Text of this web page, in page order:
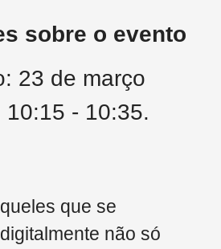
sobre o evento
23 de março
10:15 - 10:35.
que se
não só